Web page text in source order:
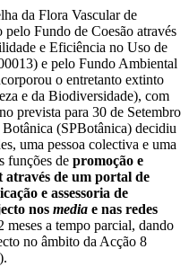
da Flora Vascular de
Fundo de Coesão através
e Eficiência no Uso de
e pelo Fundo Ambiental
o entretanto extinto
e da Biodiversidade), com
prevista para 30 de Setembro
(SPBotânica) decidiu
uma pessoa colectiva e uma
funções de promoção e
de um portal de
e assessoria de
nos media e nas redes
meses a tempo parcial, dando
no âmbito da Acção 8